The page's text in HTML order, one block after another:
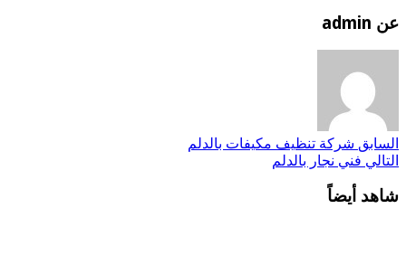
عن admin
السابق شركة تنظيف مكيفات بالدلم
التالي فني نجار بالدلم
شاهد أيضاً